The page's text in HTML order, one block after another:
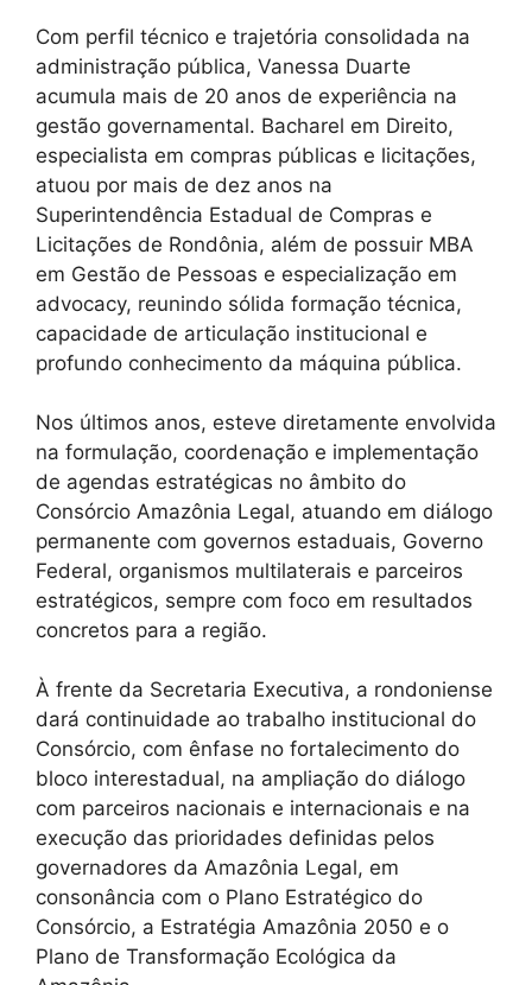
Com perfil técnico e trajetória consolidada na
administração pública, Vanessa Duarte
acumula mais de 20 anos de experiência na
gestão governamental. Bacharel em Direito,
especialista em compras públicas e licitações,
atuou por mais de dez anos na
Superintendência Estadual de Compras e
Licitações de Rondônia, além de possuir MBA
em Gestão de Pessoas e especialização em
advocacy, reunindo sólida formação técnica,
capacidade de articulação institucional e
profundo conhecimento da máquina pública.
Nos últimos anos, esteve diretamente envolvida
na formulação, coordenação e implementação
de agendas estratégicas no âmbito do
Consórcio Amazônia Legal, atuando em diálogo
permanente com governos estaduais, Governo
Federal, organismos multilaterais e parceiros
estratégicos, sempre com foco em resultados
concretos para a região.
À frente da Secretaria Executiva, a rondoniense
dará continuidade ao trabalho institucional do
Consórcio, com ênfase no fortalecimento do
bloco interestadual, na ampliação do diálogo
com parceiros nacionais e internacionais e na
execução das prioridades definidas pelos
governadores da Amazônia Legal, em
consonância com o Plano Estratégico do
Consórcio, a Estratégia Amazônia 2050 e o
Plano de Transformação Ecológica da